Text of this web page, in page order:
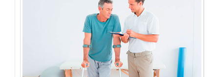
de cÃ³mics de CCC tendrÃ¡s una formaciÃ³n artÃ­stica
y tÃ©cnica lo mÃ¡s completa posible sobre el
mundo del cÃ³mic. Los...